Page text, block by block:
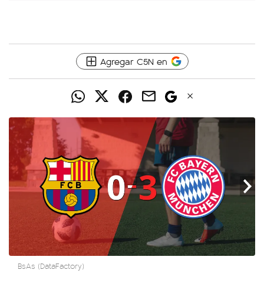
Agregar C5N en
BsAs (DataFactory)